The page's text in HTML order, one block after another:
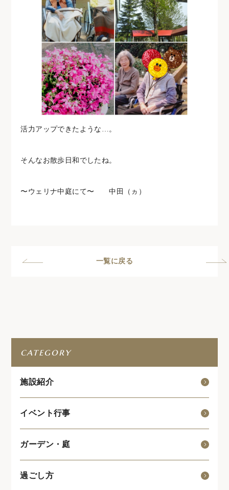
活力アップできたような…。
そんなお散歩日和でしたね。
〜ウェリナ中庭にて〜 中田（ヵ）
一覧に戻る
category
施設紹介
イベント行事
ガーデン・庭
過ごし方